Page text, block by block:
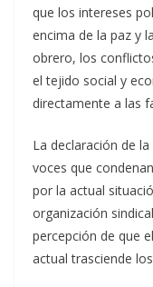
que los intereses
encima de la paz y
obrero, los
el tejido social y
directamente a las
La declaración de
voces que
por la actual
organización
percepción de que
actual trasciende